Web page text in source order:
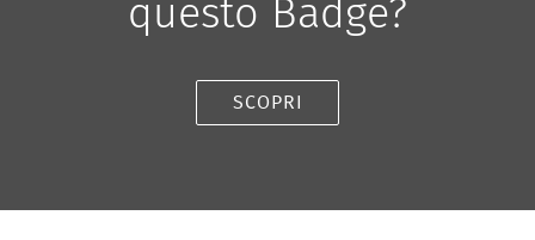
questo Badge?
SCOPRI